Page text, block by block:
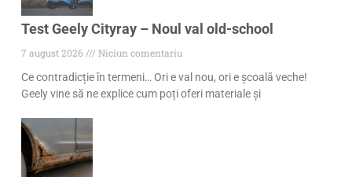
Test Geely Cityray – Noul val old-school
7 august 2026
Niciun comentariu
Ce contradicție în termeni… Ori e val nou, ori e școală veche!
Geely vine să ne explice cum poți oferi materiale și